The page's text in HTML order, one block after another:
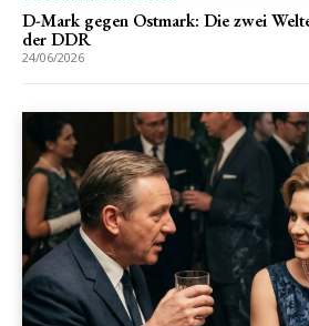
D-Mark gegen Ostmark: Die zwei
der DDR
24/06/2026